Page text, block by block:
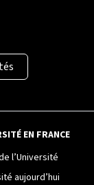
EN FRANCE
l’Université
aujourd’hui